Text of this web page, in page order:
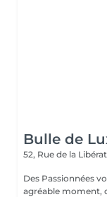
Bulle de
52, Rue de la
Des Passionnées
agréable moment,